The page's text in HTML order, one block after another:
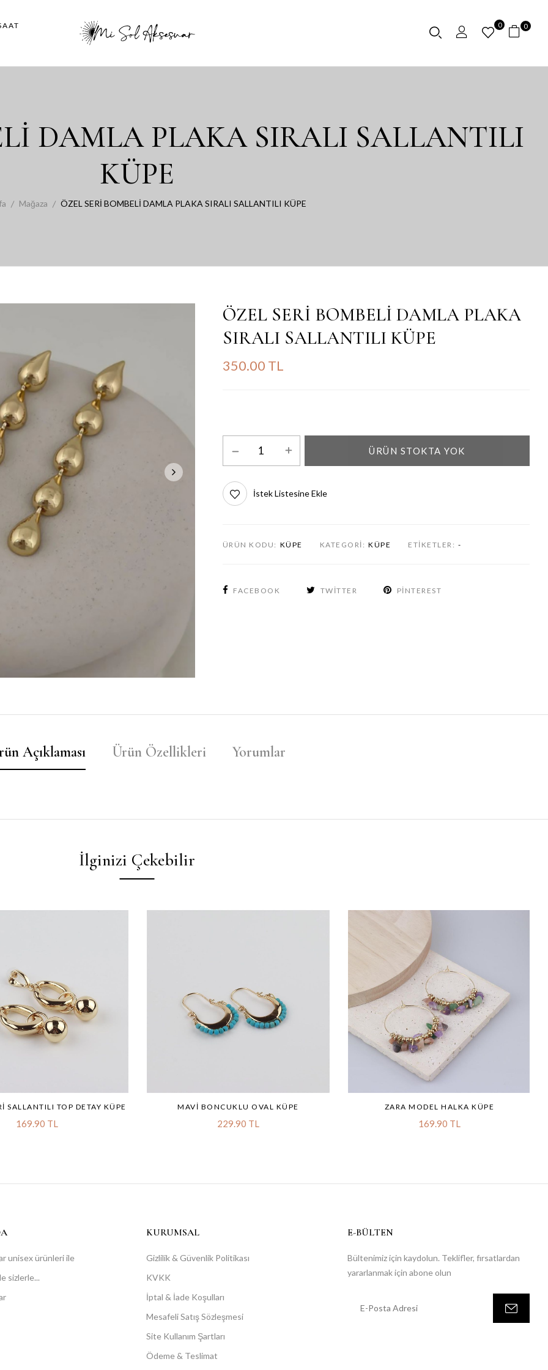
0 0
DAMLA PLAKA SIRALI SALLANTILI
KÜPE
Mağaza ÖZEL SERİ BOMBELİ DAMLA PLAKA SIRALI SALLANTILI KÜPE
ÖZEL SERİ BOMBELİ DAMLA PLAKA
SIRALI SALLANTILI KÜPE
350.00 TL
ÜRÜN STOKTA YOK
İstek Listesine Ekle
ÜRÜN KODU: KÜPE KATEGORI: KÜPE ETIKETLER: -
FACEBOOK TWITTER PINTEREST
Açıklaması Ürün Özellikleri Yorumlar
İlginizi Çekebilir
SALLANTILI TOP DETAY KÜPE
169.90 TL
MAVI BONCUKLU OVAL KÜPE
229.90 TL
ZARA MODEL HALKA KÜPE
169.90 TL
unisex ürünleri ile
sizlerle...
KURUMSAL
Gizlilik & Güvenlik Politikası
KVKK
İptal & İade Koşulları
Mesafeli Satış Sözleşmesi
Site Kullanım Şartları
Ödeme & Teslimat
E-BÜLTEN
Bültenimiz için kaydolun. Teklifler, fırsatlardan
yararlanmak için abone olun